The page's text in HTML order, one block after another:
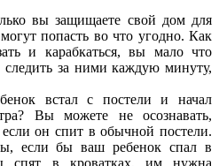
вы защищаете свой дом для
попасть во что угодно. Как
и карабкаться, вы мало что
следить за ними каждую минуту,
встал с постели и начал
Вы можете не осознавать,
он спит в обычной постели.
если бы ваш ребенок спал в
спят в кроватках, им нужна